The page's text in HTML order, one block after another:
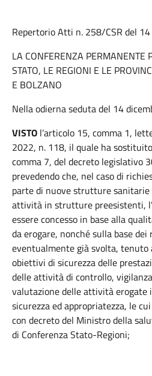
Repertorio Atti n. 258/CSR del
LA CONFERENZA PERMANENTE
STATO, LE REGIONI E LE
E BOLZANO
Nella odierna seduta del 14
VISTO l’articolo 15, comma 1,
2022, n. 118, il quale ha
comma 7, del decreto legislativo
prevedendo che, nel caso di
parte di nuove strutture sanitarie
attività in strutture preesistenti,
essere concesso in base alla
da erogare, nonché sulla base
eventualmente già svolta, tenuto
obiettivi di sicurezza delle
delle attività di controllo,
valutazione delle attività erogate
sicurezza ed appropriatezza, le
con decreto del Ministro della
di Conferenza Stato-Regioni;